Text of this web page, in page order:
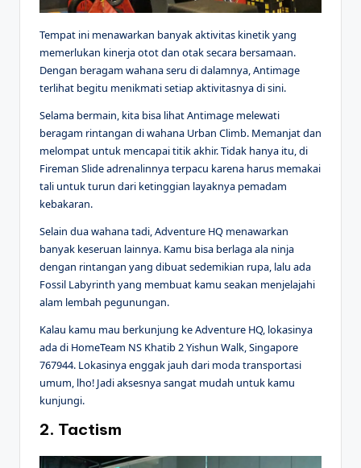
Tempat ini menawarkan banyak aktivitas kinetik yang
memerlukan kinerja otot dan otak secara bersamaan.
Dengan beragam wahana seru di dalamnya, Antimage
terlihat begitu menikmati setiap aktivitasnya di sini.
Selama bermain, kita bisa lihat Antimage melewati
beragam rintangan di wahana Urban Climb. Memanjat dan
melompat untuk mencapai titik akhir. Tidak hanya itu, di
Fireman Slide adrenalinnya terpacu karena harus memakai
tali untuk turun dari ketinggian layaknya pemadam
kebakaran.
Selain dua wahana tadi, Adventure HQ menawarkan
banyak keseruan lainnya. Kamu bisa berlaga ala ninja
dengan rintangan yang dibuat sedemikian rupa, lalu ada
Fossil Labyrinth yang membuat kamu seakan menjelajahi
alam lembah pegunungan.
Kalau kamu mau berkunjung ke Adventure HQ, lokasinya
ada di HomeTeam NS Khatib 2 Yishun Walk, Singapore
767944. Lokasinya enggak jauh dari moda transportasi
umum, lho! Jadi aksesnya sangat mudah untuk kamu
kunjungi.
2. Tactism